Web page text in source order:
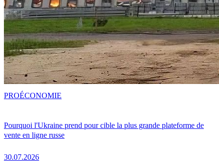
Pourquoi l'Ukraine prend pour cible la plus grande plateforme de
vente en ligne russe
30.07.2026
PROÉCONOMIE